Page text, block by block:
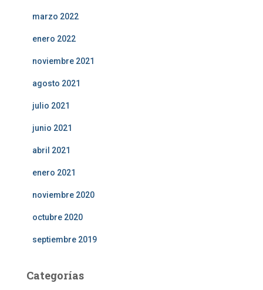
marzo 2022
enero 2022
noviembre 2021
agosto 2021
julio 2021
junio 2021
abril 2021
enero 2021
noviembre 2020
octubre 2020
septiembre 2019
Categorías